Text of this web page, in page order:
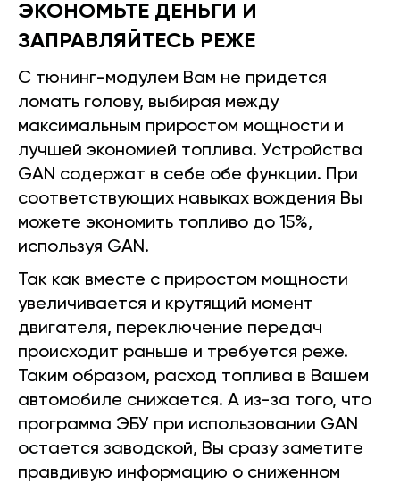
ЭКОНОМЬТЕ ДЕНЬГИ И
ЗАПРАВЛЯЙТЕСЬ РЕЖЕ
С тюнинг-модулем Вам не придется
ломать голову, выбирая между
максимальным приростом мощности и
лучшей экономией топлива. Устройства
GAN содержат в себе обе функции. При
соответствующих навыках вождения Вы
можете экономить топливо до 15%,
используя GAN.
Так как вместе с приростом мощности
увеличивается и крутящий момент
двигателя, переключение передач
происходит раньше и требуется реже.
Таким образом, расход топлива в Вашем
автомобиле снижается. А из-за того, что
программа ЭБУ при использовании GAN
остается заводской, Вы сразу заметите
правдивую информацию о сниженном